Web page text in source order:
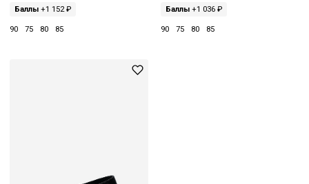
Баллы +1 152 ₽
90 75 80 85
Баллы+1 036 ₽
90 75 80 85